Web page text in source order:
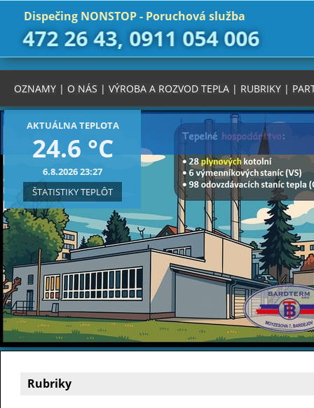
OZNAMY | O NÁS | VÝROBA A ROZVOD TEPLA | RUBRIKY |
AKTUÁLNA TEPLOTA
24.6 °C
6.8.2026 23:27
ŠTATISTIKY TEPLÔT
Rubriky
Dispečing NONSTOP - Poruchová služba
472 26 43, 0911 054 006